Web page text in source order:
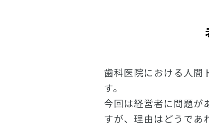
歯科医院における人間
す。
今回は経営者に問題が
すが、理由はどうであ